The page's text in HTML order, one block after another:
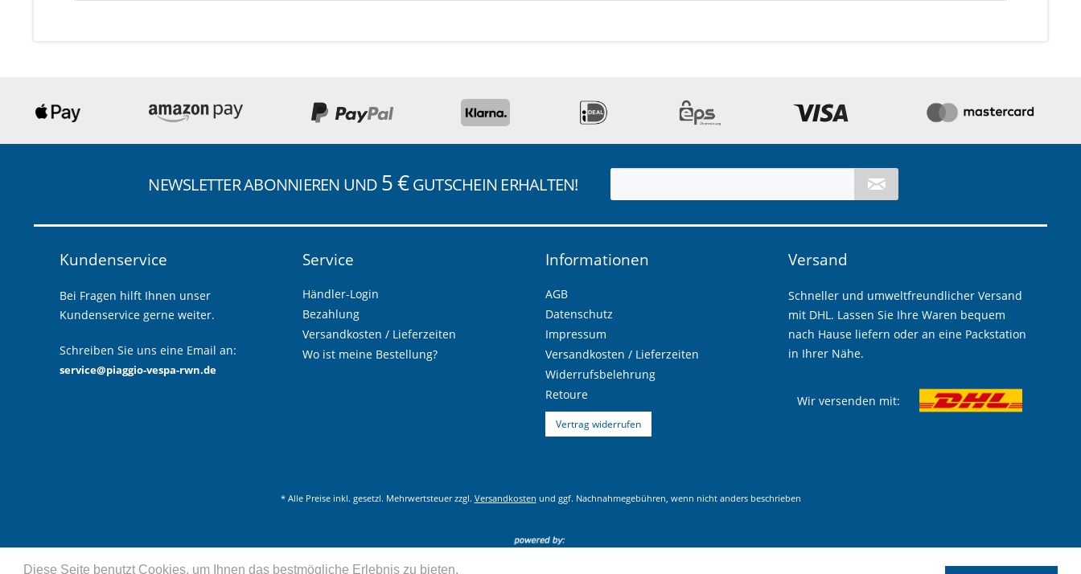
Diese Seite benutzt Cookies, um Ihnen das bestmögliche Erlebnis zu bieten.
NEWSLETTER ABONNIEREN UND 5 €GUTSCHEIN ERHALTEN!
Kundenservice
Bei Fragen hilft Ihnen unser
Kundenservice gerne weiter.
Schreiben Sie uns eine Email an:
service@piaggio-vespa-rwn.de
Service
Händler-Login
Bezahlung
Versandkosten / Lieferzeiten
Wo ist meine Bestellung?
Informationen
AGB
Datenschutz
Impressum
Versandkosten / Lieferzeiten
Widerrufsbelehrung
Retoure
Vertrag widerrufen
Versand
Schneller und umweltfreundlicher Versand
mit DHL. Lassen Sie Ihre Waren bequem
nach Hause liefern oder an eine Packstation
in Ihrer Nähe.
Wir versenden mit:
* Alle Preise inkl. gesetzl. Mehrwertsteuer zzgl. Versandkosten und ggf. Nachnahmegebühren, wenn nicht anders beschrieben